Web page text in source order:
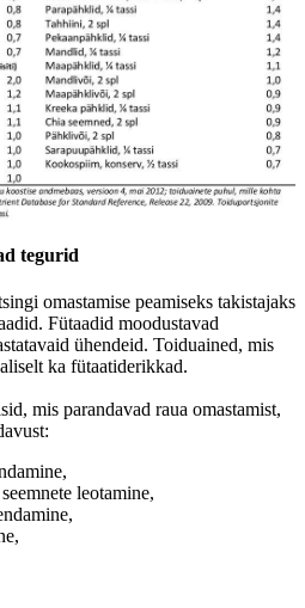
tegurid
omastamise peamiseks takistajaks
Fütaadid moodustavad
ühendeid. Toiduained, mis
ka fütaatiderikkad.
mis parandavad raua omastamist,
leotamine,